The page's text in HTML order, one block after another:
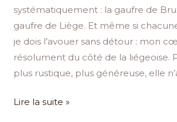
systématiquement : la gaufre de
gaufre de Liège. Et même si
je dois l’avouer sans détour : mon
résolument du côté de la liégeoise.
plus rustique, plus généreuse, elle
Lire la suite »